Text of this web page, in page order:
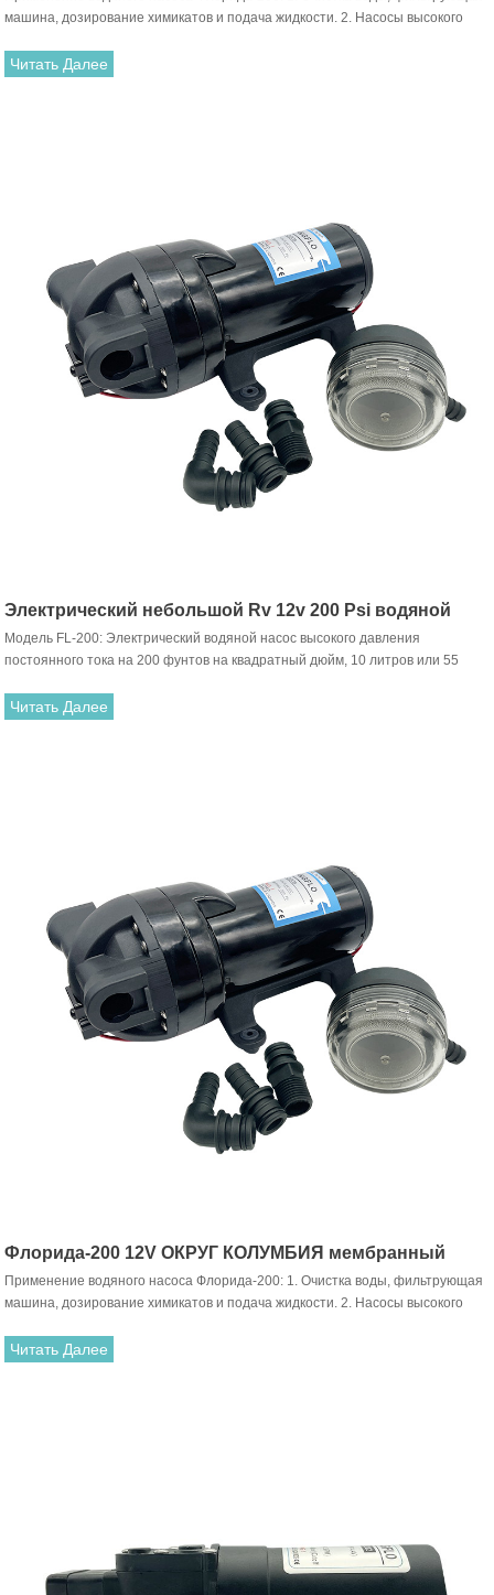
машина, дозирование химикатов и подача жидкости. 2. Насосы высокого
растений. 3. Наполнение пищевыми продуктами, напитками и перекачка
Читать Далее
Электрический небольшой Rv 12v 200 Psi водяной
насос
Модель FL-200: Электрический водяной насос высокого давления
постоянного тока на 200 фунтов на квадратный дюйм, 10 литров или 55
напряжением 12 В / 24 В (по запросу клиента может быть предложено
Читать Далее
Флорида-200 12V ОКРУГ КОЛУМБИЯ мембранный
насос высокого давления
Применение водяного насоса Флорида-200: 1. Очистка воды, фильтрующая
машина, дозирование химикатов и подача жидкости. 2. Насосы высокого
растений. 3. Наполнение пищевыми продуктами, напитками и перекачка
Читать Далее